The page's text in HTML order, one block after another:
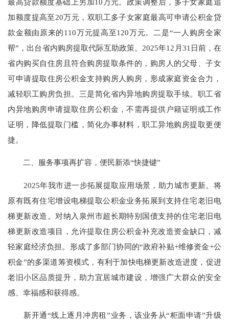
最高贷款额度基础上另加10万元。政策调整后，多子女家庭追
加额度提高至20万元，双职工多子女家庭最高可申请公积金贷
款金额由原来的110万元提高至120万元。二是“一人购房全家
帮”，出台省内购房提取代际互助政策。2025年12月31日前，在
省内购买自住房且符合购房提取条件的，购房人的父母、子女
可申请提取住房公积金支持购房人购房，形成家庭资金合力，
减轻职工购房负担。三是简化省内异地购房提取手续。职工省
内异地购房申请提取住房公积金，不需再提供户籍证明或工作
证明，降低提取门槛，简化办事材料，职工异地购房提取更便
捷。
二、服务事项再扩容，便民新添“快捷键”
2025年我市进一步拓展提取应用场景，助力城市更新。将
原有既有住宅增设电梯提取公积金业务拓展到支持住宅老旧电
梯更新改造。对纳入泉州市超长期特别国债支持的住宅老旧电
梯更新改造项目，允许提取住房公积金补充改造资金缺口，减
轻家庭经济负担。形成了多部门协同的“政府补贴+维修资金+公
积金”的多渠道筹资模式，有利于加快电梯更新改造进度，促进
老旧小区品质提升，助力宜居城市建设，增强广大群众的安全
感、幸福感和获得感。
新开通“线上逐月冲房租”业务，该业务从“柜面申请”升级